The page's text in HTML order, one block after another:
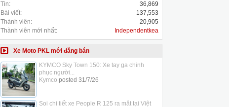
Tin:
36,869
Bài viết:
137,553
Thành viên:
20,905
Thành viên mới nhất:
Independentkea
Xe Moto PKL mới đăng bán
KYMCO Sky Town 150: Xe tay ga chinh
phục người...
Kymco posted 31/7/26
Soi chi tiết xe People R 125 ra mắt tại Việt